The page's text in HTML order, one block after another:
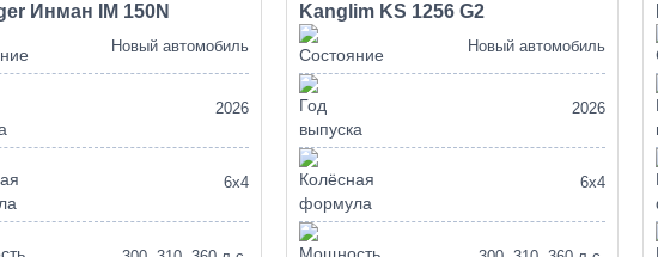
Инман IM 150N
Новый автомобиль
2026
6х4
Kanglim KS 1256 G2
Новый автомобиль
2026
6х4